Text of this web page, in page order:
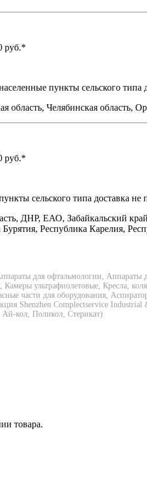
руб.*
пункты сельского типа
Челябинская область,
руб.*
сельского типа доставка
ДНР, ЕАО, Забайкальский
Республика Карелия,
для офтальмологии,
ультрафиолетовые, Кресла,
части для оборудования,
Shenzhen Complectservice
кол, Поликол, Стерикат)
товара.